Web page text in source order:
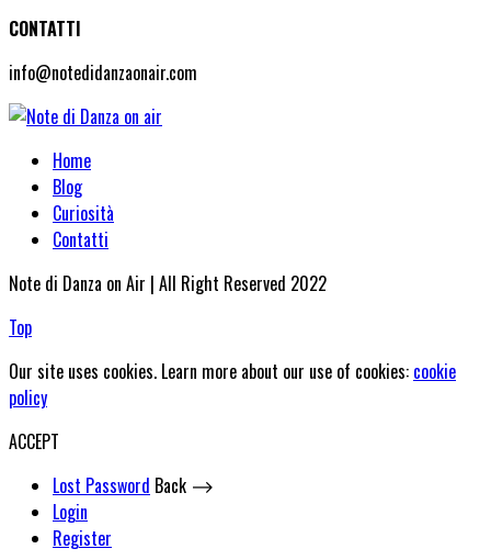
CONTATTI
info@notedidanzaonair.com
Home
Blog
Curiosità
Contatti
Note di Danza on Air | All Right Reserved 2022
Top
Our site uses cookies. Learn more about our use of cookies: cookie
policy
ACCEPT
Lost Password Back ⟶
Login
Register